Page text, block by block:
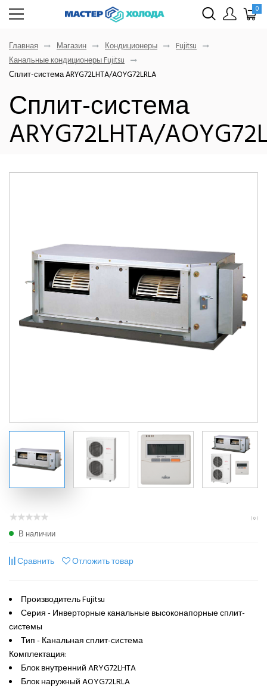
0
Главная Магазин Кондиционеры
Fujitsu
Канальные кондиционеры Fujitsu
Сплит-система ARYG72LHTA/AOYG72LRLA
Сплит-система
ARYG72LHTA/
( 0 )
В наличии
Сравнить Отложить товар
Производитель Fujitsu
Серия - Инверторные канальные высоконапорные сплит-
системы
Тип - Канальная сплит-система
Комплектация:
Блок внутренний ARYG72LHTA
Блок наружный AOYG72LRLA